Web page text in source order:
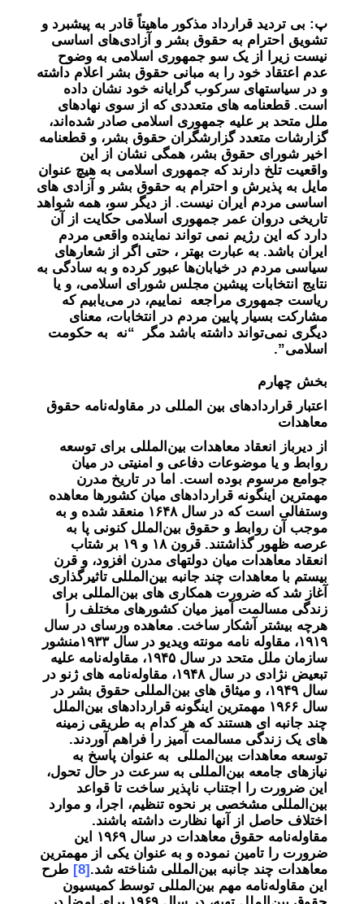
پ: بی تردید قرارداد مذکور ماهیتاً قادر به پیشبرد و
تشویق احترام به حقوق بشر و آزادی‌های اساسی
نیست زیرا از یک سو جمهوری اسلامی به وضوح
عدم اعتقاد خود را به مبانی حقوق بشر اعلام داشته
و در سیاستهای سرکوب گرایانه خود نشان داده
است. قطعنامه های متعددی که از سوی نهادهای
ملل متحد بر علیه جمهوری اسلامی صادر شده‌اند،
گزارشات متعدد گزارشگران حقوق بشر، و قطعنامه
اخیر شورای حقوق بشر، همگی نشان از این
واقعیت تلخ دارند که جمهوری اسلامی به هیچ عنوان
مایل به پذیرش و احترام به حقوق بشر و آزادی های
اساسی مردم ایران نیست. از دیگر سو، همه شواهد
تاریخی دروان عمر جمهوری اسلامی حکایت از آن
دارد که این رژیم نمی تواند نماینده واقعی مردم
ایران باشد. به عبارت بهتر ، حتی اگر از شعارهای
سیاسی مردم در خیابان‌ها عبور کرده و به سادگی به
نتایج انتخابات پیشین مجلس شورای اسلامی، و یا
ریاست جمهوری مراجعه نماییم، در می‌یابیم که
مشارکت بسیار پایین مردم در انتخابات، معنای
دیگری نمی‌تواند داشته باشد مگر “نه به حکومت
اسلامی”.
بخش چهارم
اعتبار قراردادهای بین المللی در مقاوله‌نامه حقوق
معاهدات
از دیرباز انعقاد معاهدات بین‌المللی برای توسعه
روابط و یا موضوعات دفاعی و امنیتی در میان
جوامع مرسوم بوده است. اما در تاریخ مدرن
مهمترین اینگونه قراردادهای میان کشورها معاهده
وستفالی است که در سال ۱۶۴۸ منعقد شده و به
موجب آن روابط و حقوق بین‌الملل کنونی پا به
عرصه ظهور گذاشتند. قرون ۱۸ و ۱۹ بر شتاب
انعقاد معاهدات میان دولتهای مدرن افزود، و قرن
بیستم با معاهدات چند جانبه بین‌المللی تاثیرگذاری
آغاز شد که ضرورت همکاری های بین‌المللی برای
زندگی مسالمت آمیز میان کشورهای مختلف را
هرچه بیشتر آشکار ساخت. معاهده ورسای در سال
۱۹۱۹، مقاوله نامه مونته ویدیو در سال ۱۹۳۳منشور
سازمان ملل متحد در سال ۱۹۴۵، مقاوله‌نامه علیه
تبعیض نژادی در سال ۱۹۴۸، مقاوله‌نامه های ژنو در
سال ۱۹۴۹، و میثاق های بین‌المللی حقوق بشر در
سال ۱۹۶۶ مهمترین اینگونه قراردادهای بین‌الملل
چند جانبه ای هستند که هر کدام به طریقی زمینه
های یک زندگی مسالمت آمیز را فراهم آوردند.
توسعه معاهدات بین‌المللی به عنوان پاسخ به
نیازهای جامعه بین‌المللی به سرعت در حال تحول،
این ضرورت را اجتناب ناپذیر ساخت تا قواعد
بین‌المللی مشخصی بر نحوه تنظیم، اجرا، و موارد
اختلاف حاصل از آنها نظارت داشته باشند.
مقاوله‌نامه حقوق معاهدات در سال ۱۹۶۹ این
ضرورت را تامین نموده و به عنوان یکی از مهمترین
معاهدات چند جانبه بین‌المللی شناخته شد.[8]
طرح
این مقاوله‌نامه مهم بین‌المللی توسط کمیسیون